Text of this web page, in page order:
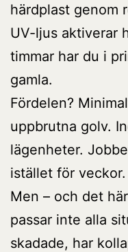
härdplast genom
UV-ljus aktiverar
timmar har du i
gamla.
Fördelen?
uppbrutna golv.
lägenheter.
istället för veckor.
Men – och det
passar inte alla
skadade, har